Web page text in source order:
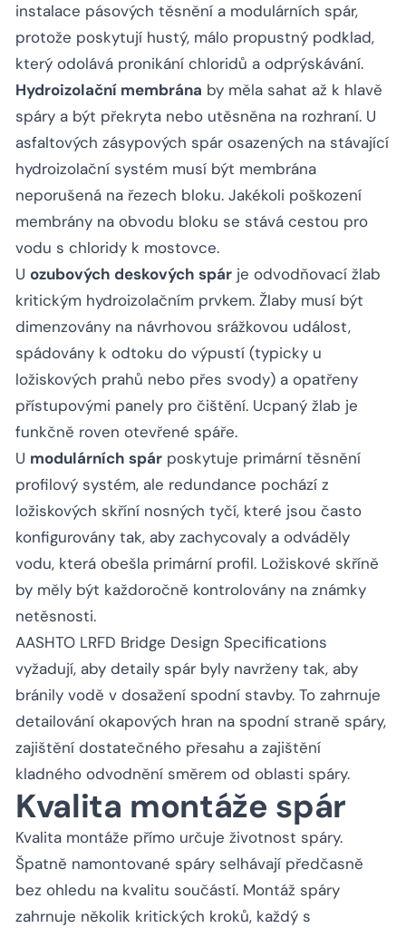
instalace pásových těsnění a modulárních spár,
protože poskytují hustý, málo propustný podklad,
který odolává pronikání chloridů a odprýskávání.
Hydroizolační membrána by měla sahat až k hlavě
spáry a být překryta nebo utěsněna na rozhraní. U
asfaltových zásypových spár osazených na stávající
hydroizolační systém musí být membrána
neporušená na řezech bloku. Jakékoli poškození
membrány na obvodu bloku se stává cestou pro
vodu s chloridy k mostovce.
U ozubových deskových spár je odvodňovací žlab
kritickým hydroizolačním prvkem. Žlaby musí být
dimenzovány na návrhovou srážkovou událost,
spádovány k odtoku do výpustí (typicky u
ložiskových prahů nebo přes svody) a opatřeny
přístupovými panely pro čištění. Ucpaný žlab je
funkčně roven otevřené spáře.
U modulárních spár poskytuje primární těsnění
profilový systém, ale redundance pochází z
ložiskových skříní nosných tyčí, které jsou často
konfigurovány tak, aby zachycovaly a odváděly
vodu, která obešla primární profil. Ložiskové skříně
by měly být každoročně kontrolovány na známky
netěsnosti.
AASHTO LRFD Bridge Design Specifications
vyžadují, aby detaily spár byly navrženy tak, aby
bránily vodě v dosažení spodní stavby. To zahrnuje
detailování okapových hran na spodní straně spáry,
zajištění dostatečného přesahu a zajištění
kladného odvodnění směrem od oblasti spáry.
Kvalita montáže spár
Kvalita montáže přímo určuje životnost spáry.
Špatně namontované spáry selhávají předčasně
bez ohledu na kvalitu součástí. Montáž spáry
zahrnuje několik kritických kroků, každý s